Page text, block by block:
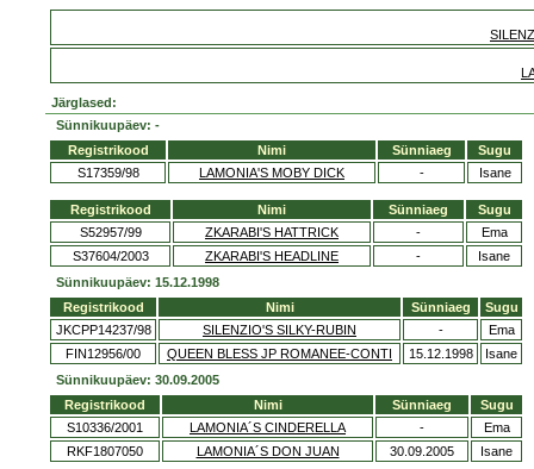
Järglased:
Sünnikuupäev: -
Registrikood
Nimi Sünniaeg
Sugu
S17359/98
LAMONIA'S MOBY DICK - Isane
Registrikood Nimi Sünniaeg
Sugu
S52957/99
ZKARABI'S HATTRICK -
Ema
S37604/2003
ZKARABI'S HEADLINE -
Isane
Sünnikuupäev: 15.12.1998
Registrikood
Nimi Sünniaeg
Sugu
JKCPP14237/98
SILENZIO'S SILKY-RUBIN -
Ema
FIN12956/00
QUEEN BLESS JP ROMANEE-CONTI 15.12.1998
Isane
Sünnikuupäev: 30.09.2005
Registrikood
Nimi Sünniaeg
Sugu
S10336/2001
LAMONIA´S CINDERELLA -
Ema
RKF1807050
LAMONIA´S DON JUAN 30.09.2005 Isane